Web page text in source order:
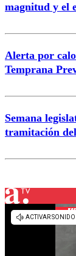
magnitud y el
Alerta por
Temprana
Semana
tramitación